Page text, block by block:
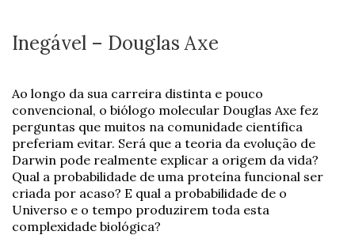
Inegável – Douglas Axe
Ao longo da sua carreira distinta e pouco
convencional, o biólogo molecular Douglas Axe fez
perguntas que muitos na comunidade científica
preferiam evitar. Será que a teoria da evolução de
Darwin pode realmente explicar a origem da vida?
Qual a probabilidade de uma proteína funcional ser
criada por acaso? E qual a probabilidade de o
Universo e o tempo produzirem toda esta
complexidade biológica?